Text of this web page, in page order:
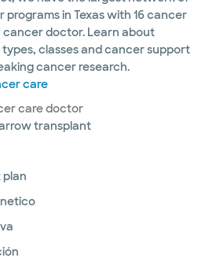
in Texas with 16 cancer
doctor. Learn about
classes and cancer support
cancer research.
care
care doctor
transplant